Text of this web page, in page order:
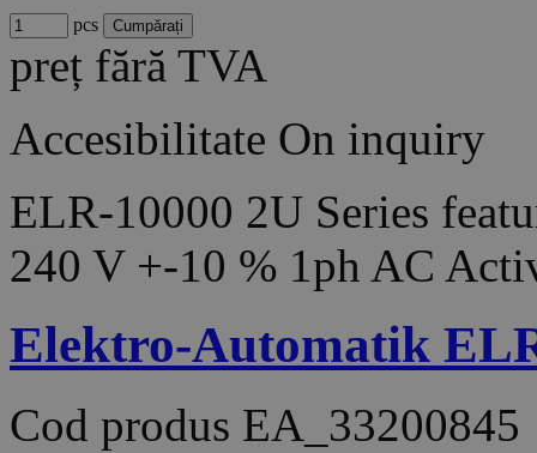
pcs
preț fără TVA
Accesibilitate On inquiry
ELR-10000 2U Series
240 V +-10 % 1ph AC
Elektro-Automatik
Cod produs EA_33200845